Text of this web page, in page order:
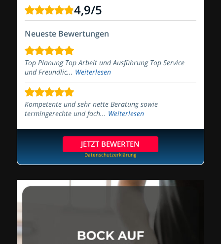
4,9/5
Neueste Bewertungen
Top Planung Top Arbeit und Ausführung Top Service
und Freundlic... Weiterlesen
Kompetente und sehr nette Beratung sowie
termingerechte und fach... Weiterlesen
JETZT BEWERTEN
Datenschutzerklärung